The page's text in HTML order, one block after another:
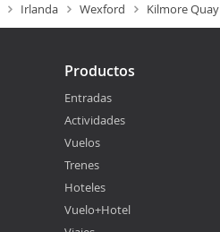
Irlanda Wexford Kilmore Quay
Productos
Entradas
Actividades
Vuelos
Trenes
Hoteles
Vuelo+Hotel